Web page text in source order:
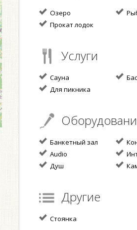
Озеро
Прокат лодок
Услуги
Сауна
Для пикника
Банкетный зал
Audio
Душ
Другие
Стоянка